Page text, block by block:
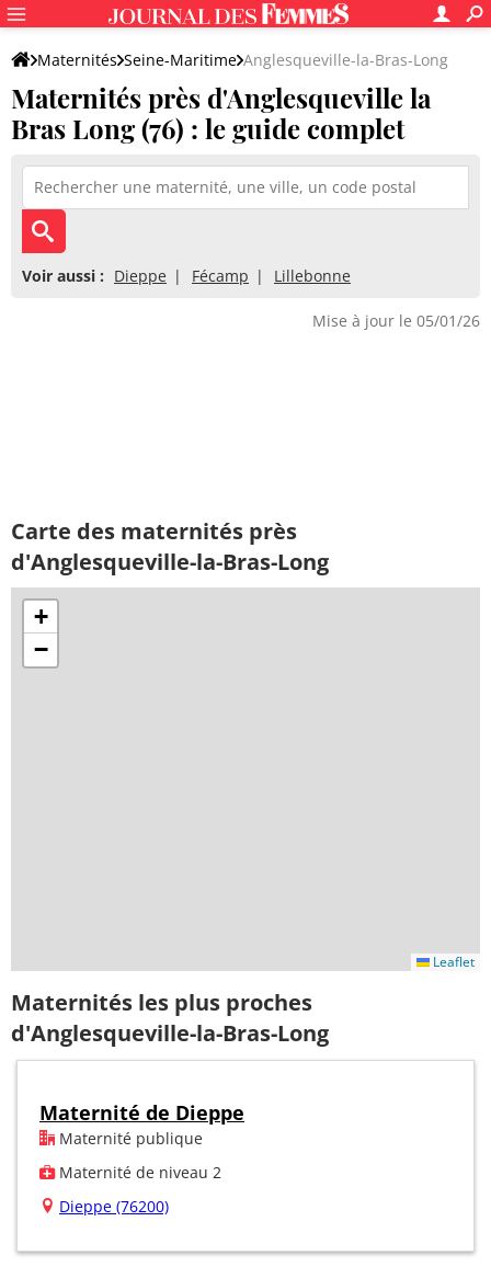
Maternités Seine-Maritime Anglesqueville-la-Bras-Long
Maternités près d'Anglesqueville la
Bras Long (76) : le guide complet
Voir aussi : Dieppe Fécamp Lillebonne
Mise à jour le 05/01/26
Carte des maternités près
d'Anglesqueville-la-Bras-Long
+
−
Leaflet
Maternités les plus proches
d'Anglesqueville-la-Bras-Long
Maternité de Dieppe
Maternité publique
Maternité de niveau 2
Dieppe (76200)